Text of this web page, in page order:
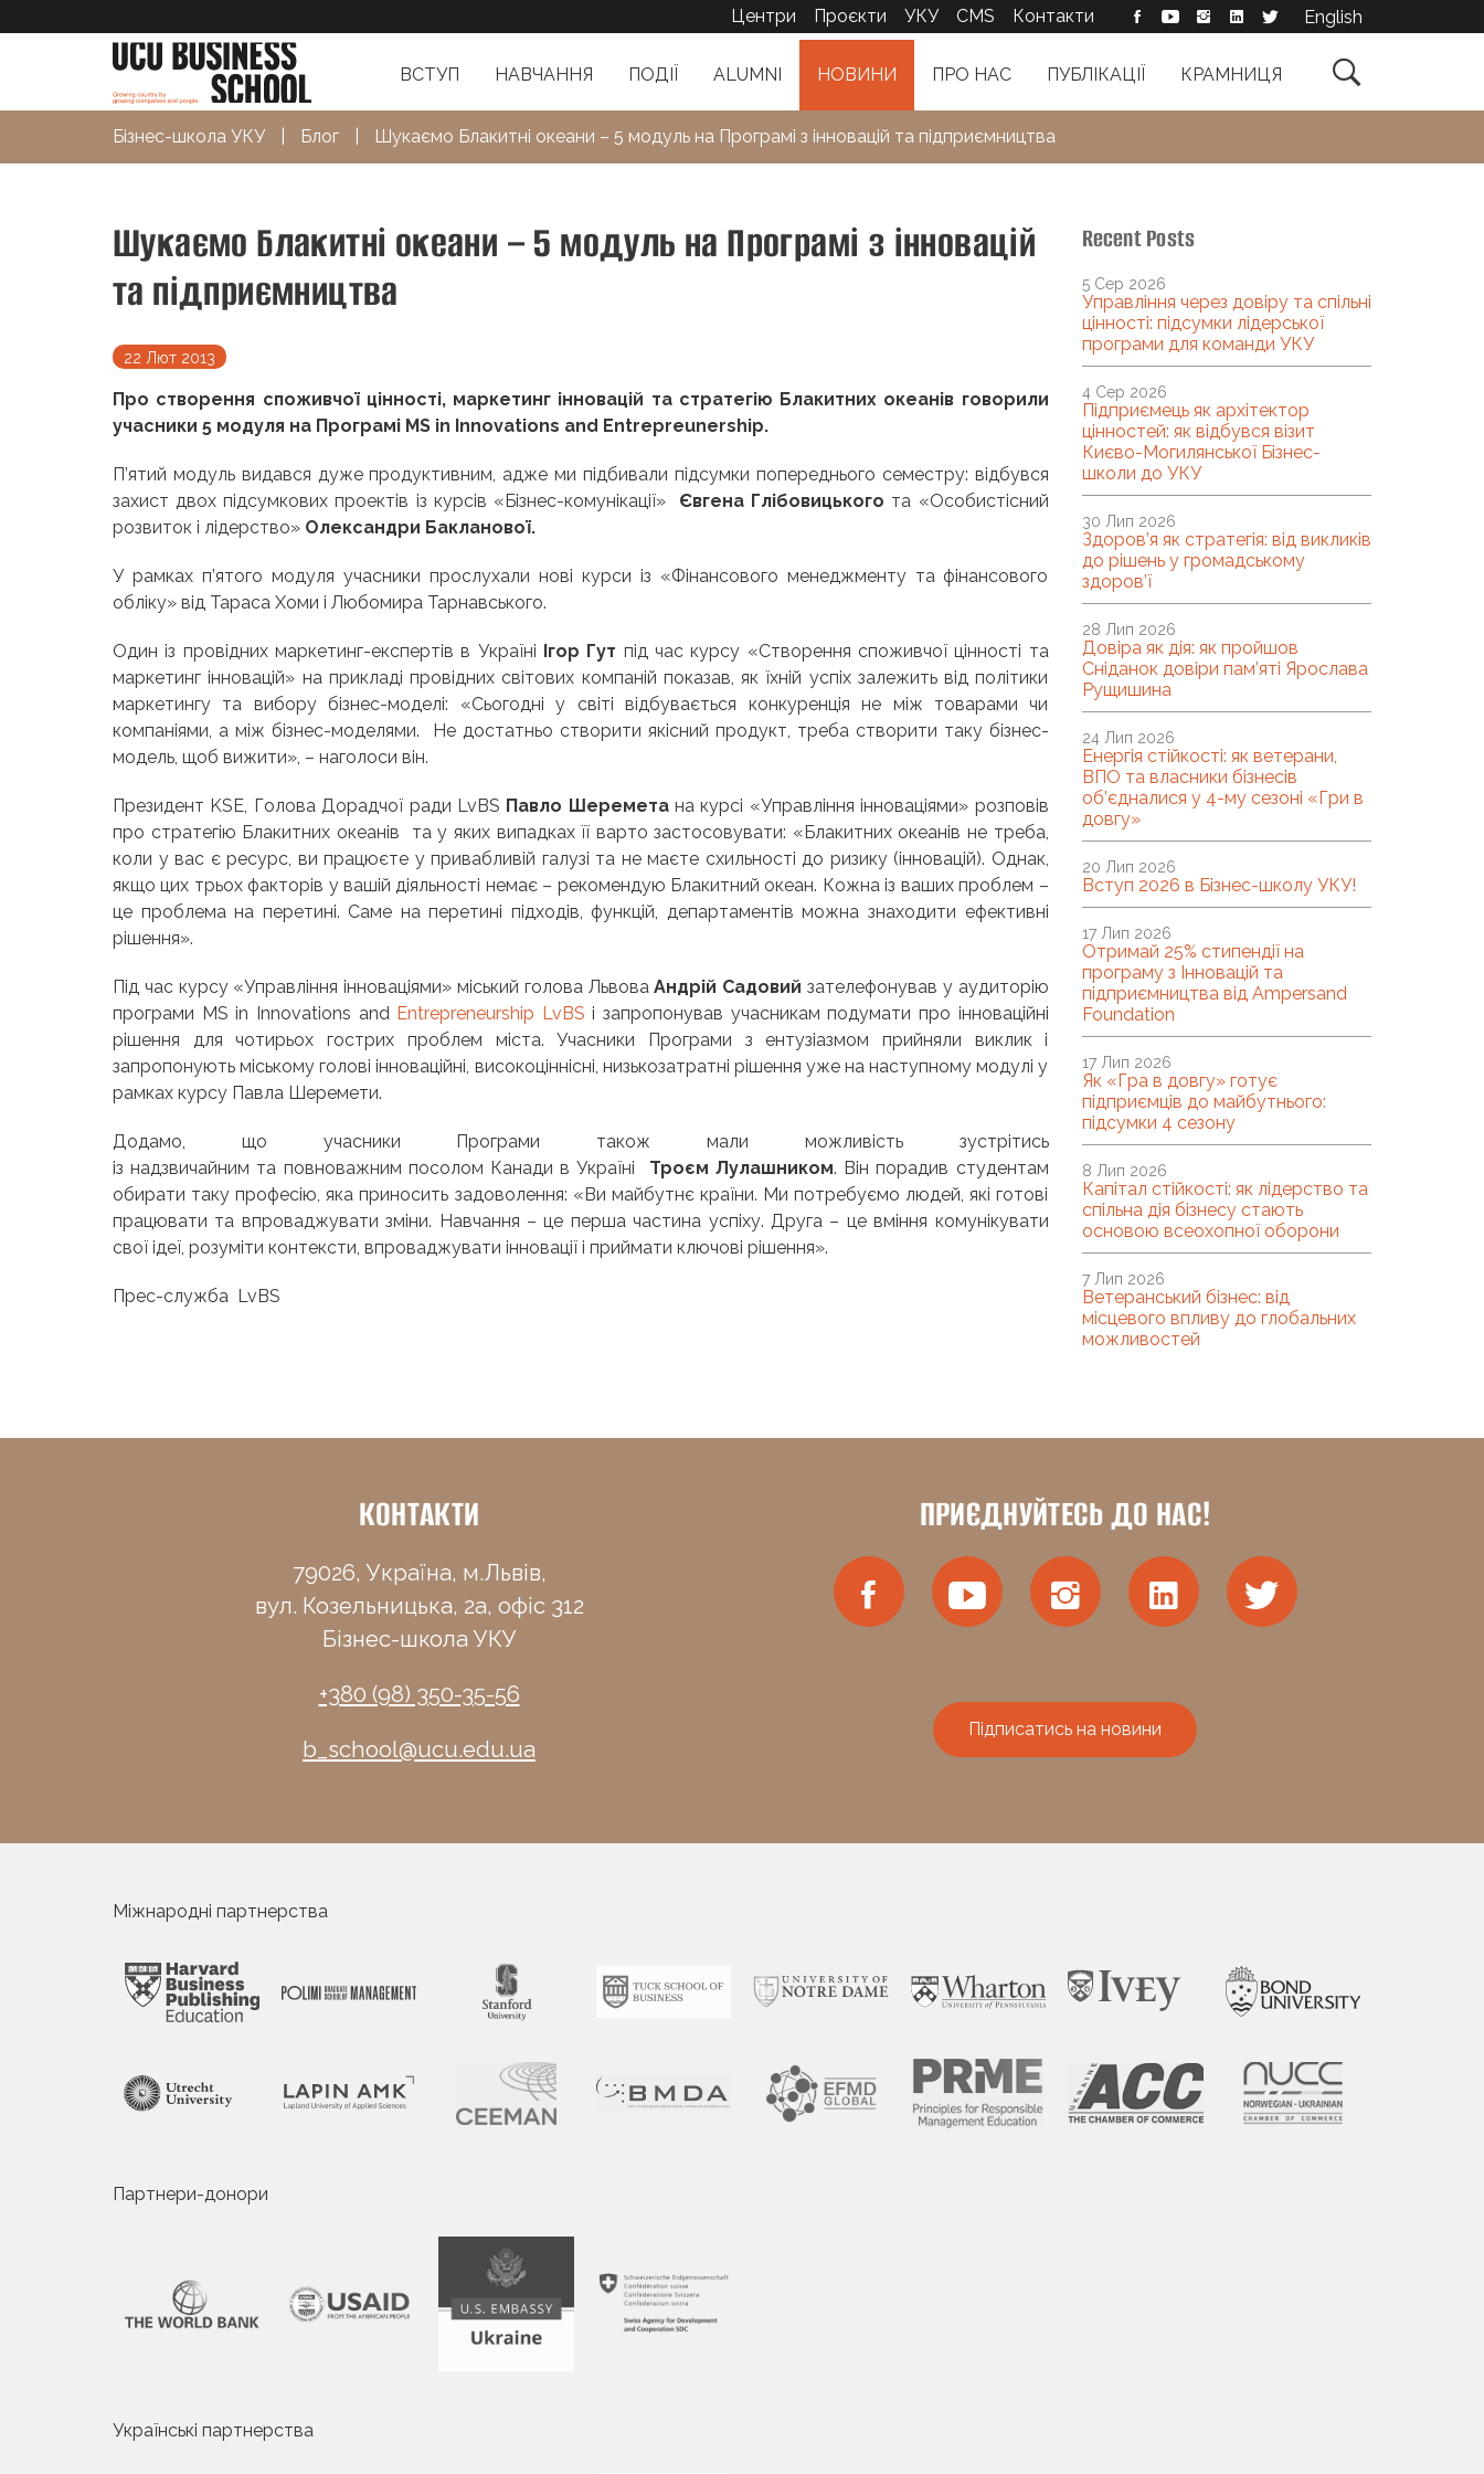

ВСТУП НАВЧАННЯ ПОДІЇ ALUMNI НОВИНИ ПРО НАС ПУБЛІКАЦІЇ КРАМНИЦЯ
Центри Проєкти УКУ CMS Контакти English
Бізнес-школа УКУ Блог Шукаємо Блакитні океани – 5 модуль на Програмі з інновацій та підприємництва
Шукаємо Блакитні океани – 5 модуль на Програмі з інновацій
та підприємництва
22 Лют 2013
Про створення споживчої цінності, маркетинг інновацій та стратегію Блакитних океанів говорили
учасники 5 модуля на Програмі MS in Innovations and Entrepreunership.
П’ятий модуль видався дуже продуктивним, адже ми підбивали підсумки попереднього семестру: відбувся
захист двох підсумкових проектів із курсів «Бізнес-комунікації»
Євгена Глібовицького та «Особистісний
розвиток і лідерство» Олександри Бакланової.
У рамках п’ятого модуля учасники прослухали нові курси із «Фінансового менеджменту та фінансового
обліку» від Тараса Хоми і Любомира Тарнавського.
Один із провідних маркетинг-експертів в Україні Ігор Гут під час курсу «Створення споживчої цінності та
маркетинг інновацій» на прикладі провідних світових компаній показав, як їхній успіх залежить від політики
маркетингу та вибору бізнес-моделі: «Сьогодні у світі відбувається конкуренція не між товарами чи
компаніями, а між бізнес-моделями. Не достатньо створити якісний продукт, треба створити таку бізнес-
модель, щоб вижити», – наголоси він.
Президент KSE, Голова Дорадчої ради LvBS Павло Шереметана курсі «Управління інноваціями» розповів
про стратегію Блакитних океанів та у яких випадках її варто застосовувати: «Блакитних океанів не треба,
коли у вас є ресурс, ви працюєте у привабливій галузі та не маєте схильності до ризику (інновацій). Однак,
якщо цих трьох факторів у вашій діяльності немає – рекомендую Блакитний океан. Кожна із ваших проблем –
це проблема на перетині. Саме на перетині підходів, функцій, департаментів можна знаходити ефективні
рішення».
Під час курсу «Управління інноваціями» міський голова ЛьвоваАндрій Садовий зателефонував у аудиторію
програми MS in Innovations and Entrepreneurship LvBS і запропонував учасникам подумати про інноваційні
рішення для чотирьох гострих проблем міста. Учасники Програми з ентузіазмом прийняли виклик і
запропонують міському голові інноваційні, високоціннісні, низькозатратні рішення уже на наступному модулі у
рамках курсу Павла Шеремети.
Додамо, що учасники Програми також мали можливість зустрітись
із надзвичайним та повноважним посолом Канади в Україні Троєм Лулашником. Він порадив студентам
обирати таку професію, яка приносить задоволення: «Ви майбутнє країни. Ми потребуємо людей, які готові
працювати та впроваджувати зміни. Навчання – це перша частина успіху. Друга – це вміння комунікувати
свої ідеї, розуміти контексти, впроваджувати інновації і приймати ключові рішення».
Прес-служба LvBS
Recent Posts
Управління через довіру та спільні
цінності: підсумки лідерської
програми для команди УКУ
5 Сер 2026
Підприємець як архітектор
цінностей: як відбувся візит
Києво-Могилянської Бізнес-
школи до УКУ
4 Сер 2026
Здоров’я як стратегія: від викликів
до рішень у громадському
здоров’ї
30 Лип 2026
Довіра як дія: як пройшов
Сніданок довіри пам’яті Ярослава
Рущишина
28 Лип 2026
Енергія стійкості: як ветерани,
ВПО та власники бізнесів
об’єдналися у 4-му сезоні «Гри в
довгу»
24 Лип 2026
Вступ 2026 в Бізнес-школу УКУ!
20 Лип 2026
Отримай 25% стипендії на
програму з Інновацій та
підприємництва від Ampersand
Foundation
17 Лип 2026
Як «Гра в довгу» готує
підприємців до майбутнього:
підсумки 4 сезону
17 Лип 2026
Капітал стійкості: як лідерство та
спільна дія бізнесу стають
основою всеохопної оборони
8 Лип 2026
Ветеранський бізнес: від
місцевого впливу до глобальних
можливостей
7 Лип 2026
КОНТАКТИ
79026, Україна, м.Львів,
вул. Козельницька, 2а, офіс 312
Бізнес-школа УКУ
+380 (98) 350-35-56
b_school@ucu.edu.ua
ПРИЄДНУЙТЕСЬ ДО НАС!
Підписатись на новини
Міжнародні партнерства
Партнери-донори
Українські партнерства